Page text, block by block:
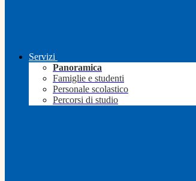
Servizi
Panoramica
Famiglie e studenti
Personale scolastico
Percorsi di studio